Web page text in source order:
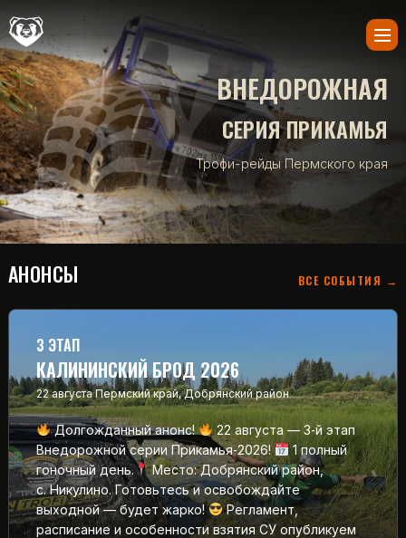
ВНЕДОРОЖНАЯ
СЕРИЯ ПРИКАМЬЯ
Трофи-рейды Пермского края
АНОНСЫ ВСЕ СОБЫТИЯ →
3 ЭТАП
КАЛИНИНСКИЙ БРОД 2026
22 августа Пермский край, Добрянский район
Долгожданный анонс!
22 августа — 3‑й этап
Внедорожной серии Прикамья‑2026!
1 полный
гоночный день.
Место: Добрянский район,
с. Никулино. Готовьтесь и освобождайте
выходной — будет жарко!
Регламент,
расписание и особенности взятия СУ опубликуем